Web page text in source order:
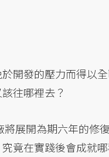
開發的壓力而得以
往哪裡去？
展開為期六年的修
竟在實踐後會成就